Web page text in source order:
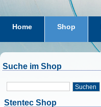
Home Shop
Suche im Shop
Suchen
Stentec Shop